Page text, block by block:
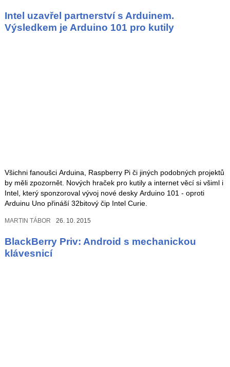
Intel uzavřel partnerství s Arduinem.
Výsledkem je Arduino 101 pro kutily
Všichni fanoušci Arduina, Raspberry Pi či jiných podobných projektů
by měli zpozornět. Nových hraček pro kutily a internet věcí si všiml i
Intel, který sponzoroval vývoj nové desky Arduino 101 - oproti
Arduinu Uno přináší 32bitový čip Intel Curie.
MARTIN TÁBOR 26. 10. 2015
BlackBerry Priv: Android s mechanickou
klávesnicí